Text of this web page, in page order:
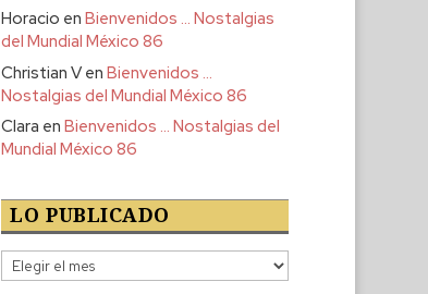
Horacio enBienvenidos … Nostalgias
del Mundial México 86
Christian VenBienvenidos …
Nostalgias del Mundial México 86
Clara enBienvenidos … Nostalgias del
Mundial México 86
LO PUBLICADO
Lo
publicado